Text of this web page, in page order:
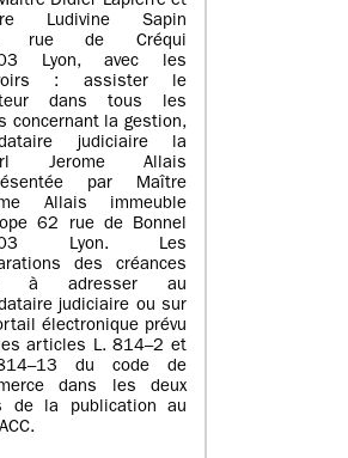
Ludivine Sapin
rue de Créqui
Lyon, avec les
: assister le
dans tous les
concernant la gestion,
judiciaire la
Jerome Allais
par Maître
Allais immeuble
62 rue de Bonnel
Lyon. Les
des créances
à adresser au
judiciaire ou sur
électronique prévu
articles L. 814–2 et
du code de
dans les deux
de la publication au